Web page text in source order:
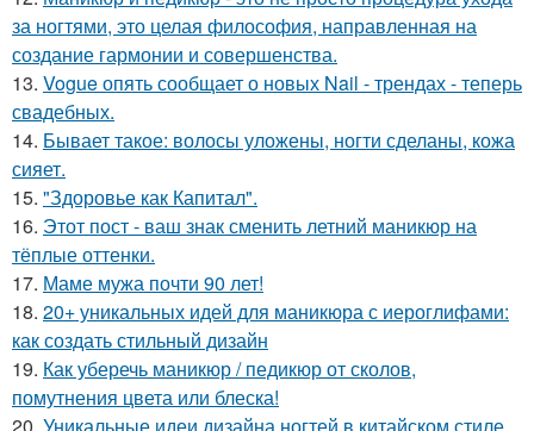
за ногтями, это целая философия, направленная на
создание гармонии и совершенства.
13. Vogue опять сообщает о новых Nail - трендах - теперь
свадебных.
14. Бывает такое: волосы уложены, ногти сделаны, кожа
сияет.
15. "Здоровье как Капитал".
16. Этот пост - ваш знак сменить летний маникюр на
тёплые оттенки.
17. Маме мужа почти 90 лет!
18. 20+ уникальных идей для маникюра с иероглифами:
как создать стильный дизайн
19. Как уберечь маникюр / педикюр от сколов,
помутнения цвета или блеска!
20. Уникальные идеи дизайна ногтей в китайском стиле